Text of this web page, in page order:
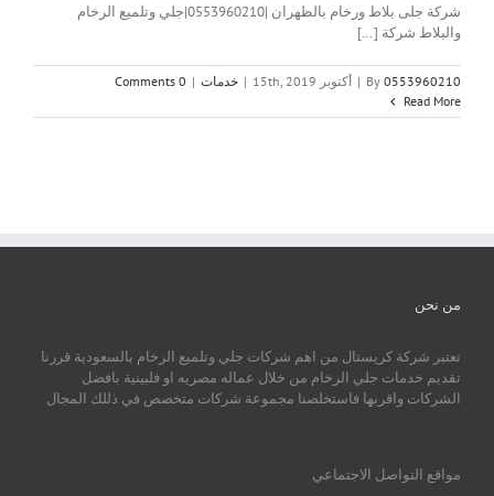
شركة جلى بلاط ورخام بالظهران |0553960210|جلي وتلميع الرخام
والبلاط شركة [...]
By 0553960210
| أكتوبر 15th, 2019 | خدمات |
0 Comments
Read More
من نحن
تعتبر شركة كريستال من اهم شركات جلي وتلميع الرخام بالسعودية قررنا
تقديم خدمات جلي الرخام من خلال عماله مصريه او فلبينية بافضل
الشركات واقربها فاستخلصنا مجموعة شركات متخصص في ذللك المجال
مواقع التواصل الاجتماعي